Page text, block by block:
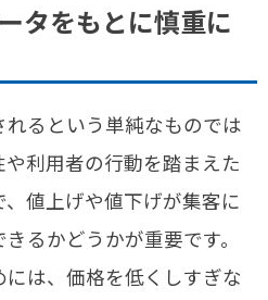
タをもとに慎重に
るという単純なものでは
利用者の行動を踏まえた
、値上げや値下げが集客に
るかどうかが重要です。
は、価格を低くしすぎな